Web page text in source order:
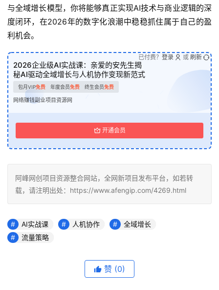
与全域增长模型，你将能够真正实现AI技术与商业逻辑的深
度闭环，在2026年的数字化浪潮中稳稳抓住属于自己的盈
利机会。
2026企业级AI实战课：亲爱的安先生揭
秘AI驱动全域增长与人机协作变现新范式
包月VIP免费 年度会员免费 终生会员免费
网络赚钱副业项目资源网
开通会员
已付费？ 登录 或 刷新
阿峰网创项目资源整合网站，全网新项目发布平台，如若转
载，请注明出处：https://www.afengip.com/4269.html
AI实战课 人机协作
全域增长
流量策略
赞 (0)